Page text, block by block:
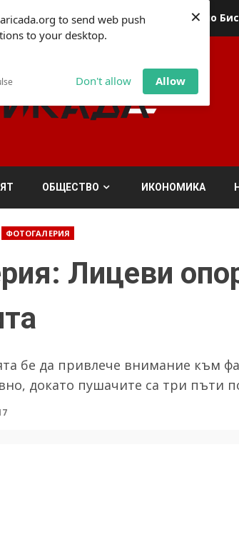
to send web push
to your desktop.
Don't allow Allow
×
За реклама Политика относно
ОБЩЕСТВО ИКОНОМИКА
ФОТОГАЛЕРИЯ
Лицеви
бе да привлече внимание към
докато пушачите са три пъти